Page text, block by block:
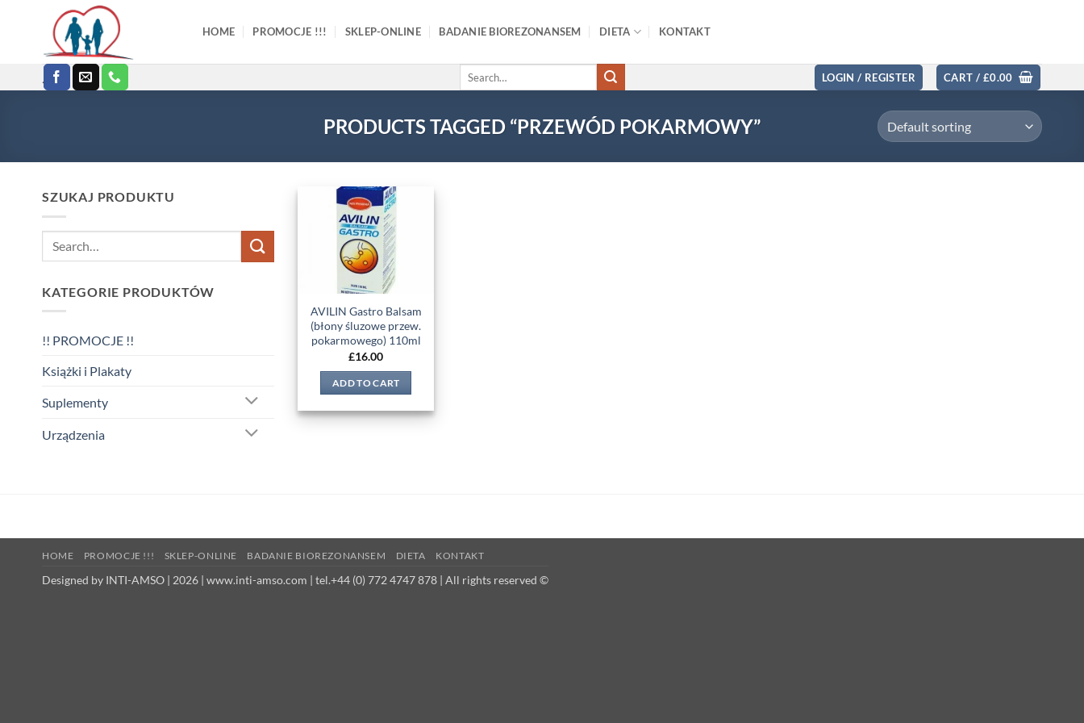
.
HOME PROMOCJE !!! SKLEP-ONLINE BADANIE BIOREZONANSEM DIETA KONTAKT
Search
LOGIN / REGISTER CART / £0.00
PRODUCTS TAGGED “PRZEWÓD POKARMOWY”
SZUKAJ PRODUKTU
Search
for:
KATEGORIE PRODUKTÓW
!! PROMOCJE !!
Książki i Plakaty
Suplementy
Urządzenia
Add to
wishlist
AVILIN Gastro Balsam
(błony śluzowe przew.
pokarmowego) 110ml
£16.00
ADD TO CART
HOME PROMOCJE !!! SKLEP-ONLINE BADANIE BIOREZONANSEM DIETA KONTAKT
Designed by INTI-AMSO | 2026 | www.inti-amso.com | tel.+44 (0) 772 4747 878 | All rights reserved ©